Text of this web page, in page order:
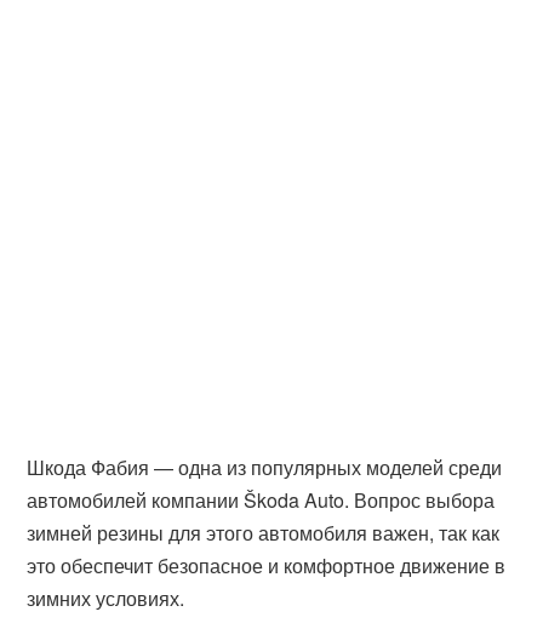
Шкода Фабия — одна из популярных моделей среди
автомобилей компании Škoda Auto. Вопрос выбора
зимней резины для этого автомобиля важен, так как
это обеспечит безопасное и комфортное движение в
зимних условиях.